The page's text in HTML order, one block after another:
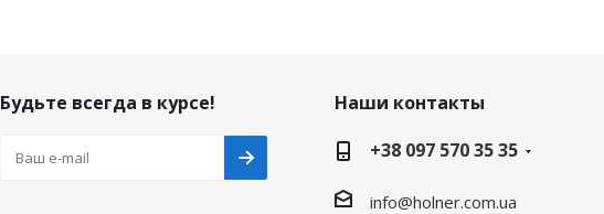
Будьте всегда в курсе!
Наши контакты
+38 097 570 35 35
info@holner.com.ua